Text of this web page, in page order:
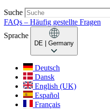
Suche
FAQs – Häufig gestellte Fragen
Sprache
DE | Germany
Deutsch
Dansk
English (UK)
Español
Français